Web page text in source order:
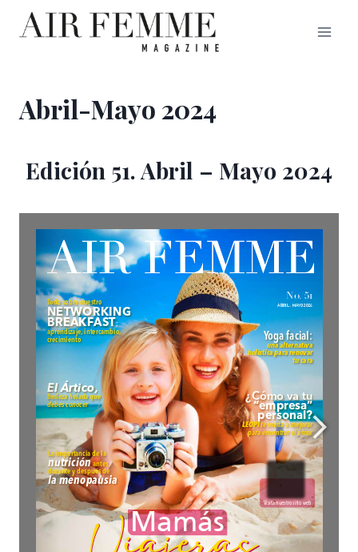
Saltar
Abril-Mayo 2024
Edición 51. Abril – Mayo 2024